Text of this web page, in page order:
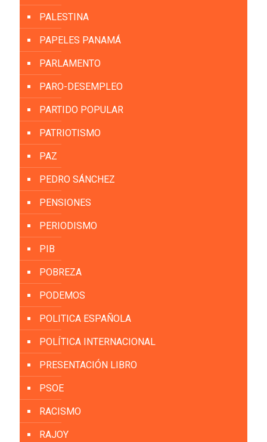
PALESTINA
PAPELES PANAMÁ
PARLAMENTO
PARO-DESEMPLEO
PARTIDO POPULAR
PATRIOTISMO
PAZ
PEDRO SÁNCHEZ
PENSIONES
PERIODISMO
PIB
POBREZA
PODEMOS
POLITICA ESPAÑOLA
POLÍTICA INTERNACIONAL
PRESENTACIÓN LIBRO
PSOE
RACISMO
RAJOY